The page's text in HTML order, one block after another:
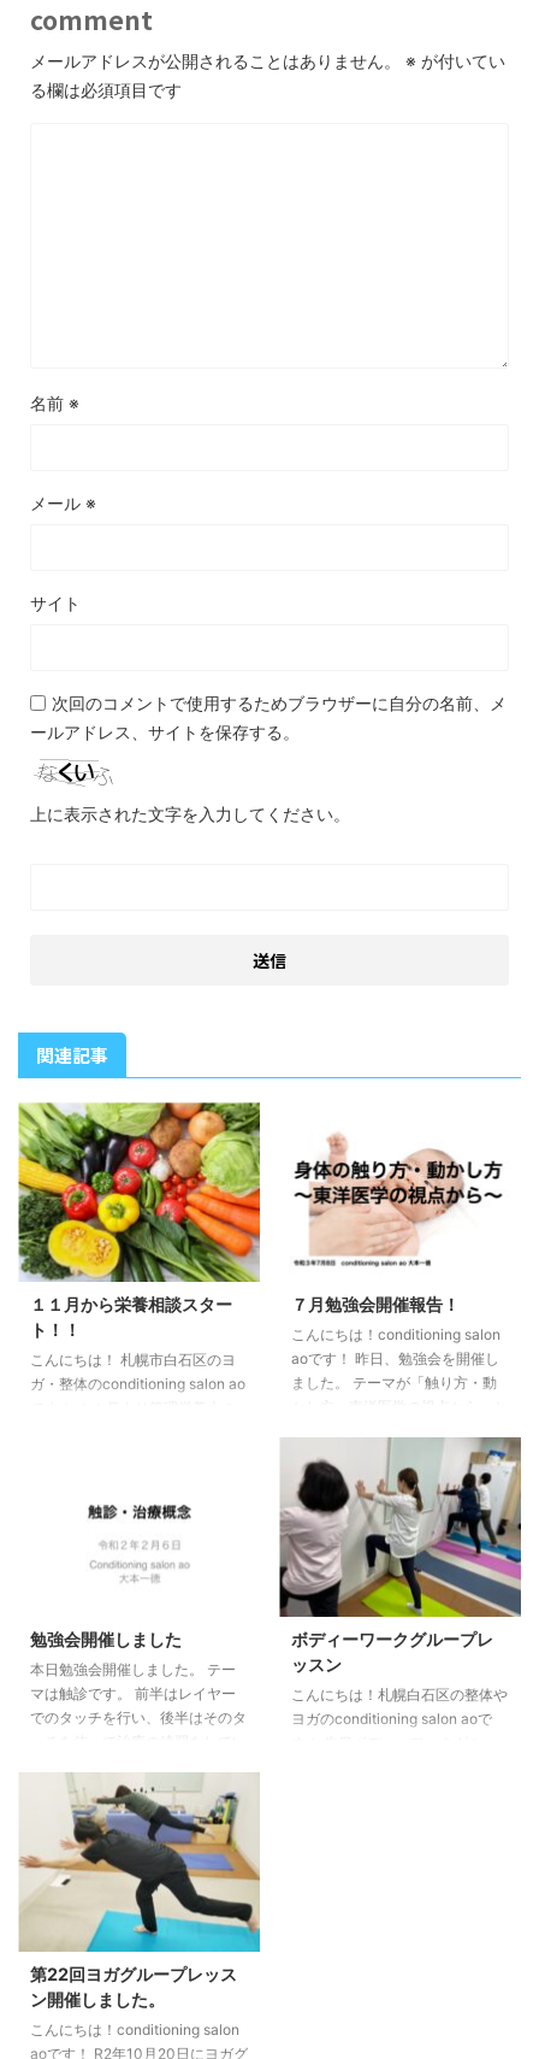
comment
メールアドレスが公開されることはありません。 ※ が付いてい
る欄は必須項目です
名前 ※
メール ※
サイト
次回のコメントで使用するためブラウザーに自分の名前、メ
ールアドレス、サイトを保存する。
上に表示された文字を入力してください。
関連記事
１１月から栄養相談スター
ト！！
こんにちは！ 札幌市白石区のヨ
ガ・整体のconditioning salon ao
理に不安のある方や、栄養状態を
知識が豊富にあるのでなんでもご
相談ください。 詳細はこちら ご
７月勉強会開催報告！
こんにちは！conditioning salon
aoです！ 昨日、勉強会を開催し
ました。 テーマが「触り方・動
トリリースの話をしたので、その
まま今回は東洋医学的な考え方や
ツボの押し方、経絡とアナトミー
トレインの関係性による可動域の
変化など見ていきました。 参加
された方は西洋医学とは違う視点
から体を見ることができたのでは
強会予定日（第2・4木曜日19
時〜福住にて開催中） 7月30
日、8月12日、8月26日、9月9 ...
勉強会開催しました
本日勉強会開催しました。 テー
マは触診です。 前半はレイヤー
でのタッチを行い、後半はそのタ
習と自分の体づくりが大切です。
参加した人はぜひ普段の臨床から
意識してもられたらと思います。
ボディーワークグループレ
ッスン
こんにちは！札幌白石区の整体や
ヨガのconditioning salon aoで
第22回ヨガグループレッス
ン開催しました。
こんにちは！conditioning salon
aoです！ R2年10月20日にヨガグ